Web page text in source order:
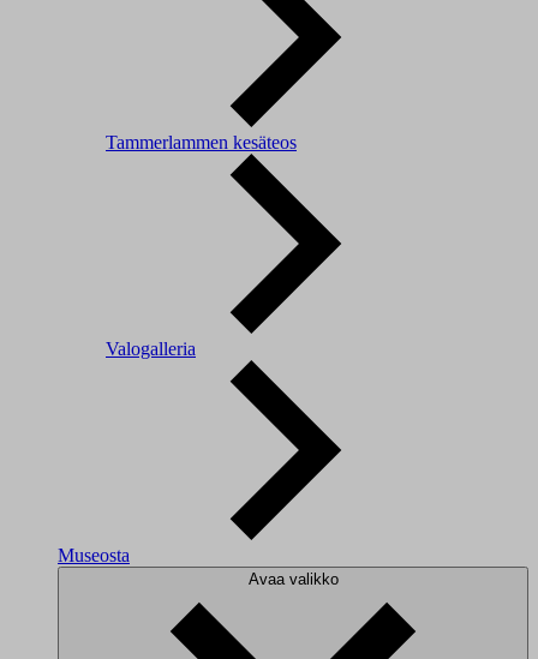
Tammerlammen kesäteos
Valogalleria
Museosta
Avaa valikko